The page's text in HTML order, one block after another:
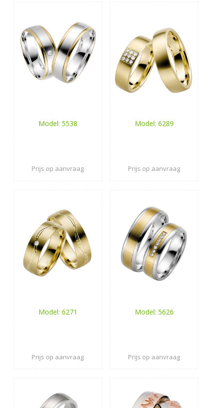
Model: 5538
Prijs op aanvraag
Model: 6289
Prijs op aanvraag
Model: 6271
Prijs op aanvraag
Model: 5626
Prijs op aanvraag